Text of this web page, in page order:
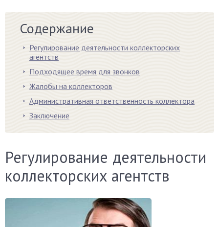
Содержание
Регулирование деятельности коллекторских
агентств
Подходящее время для звонков
Жалобы на коллекторов
Административная ответственность коллектора
Заключение
Регулирование деятельности
коллекторских агентств